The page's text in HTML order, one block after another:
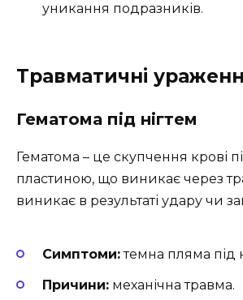
уникання подразників.
Травматичні
Гематома під нігтем
Гематома – це скупчення крові
пластиною, що виникає через
виникає в результаті удару чи
Симптоми:темна пляма під
Причини: механічна травма.